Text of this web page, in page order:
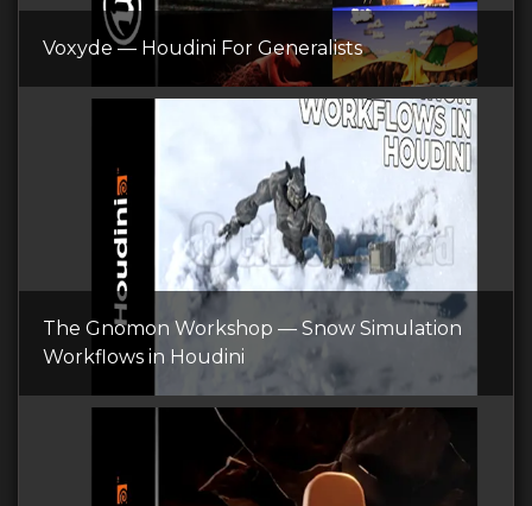
Voxyde — Houdini For Generalists
The Gnomon Workshop — Snow Simulation
Workflows in Houdini